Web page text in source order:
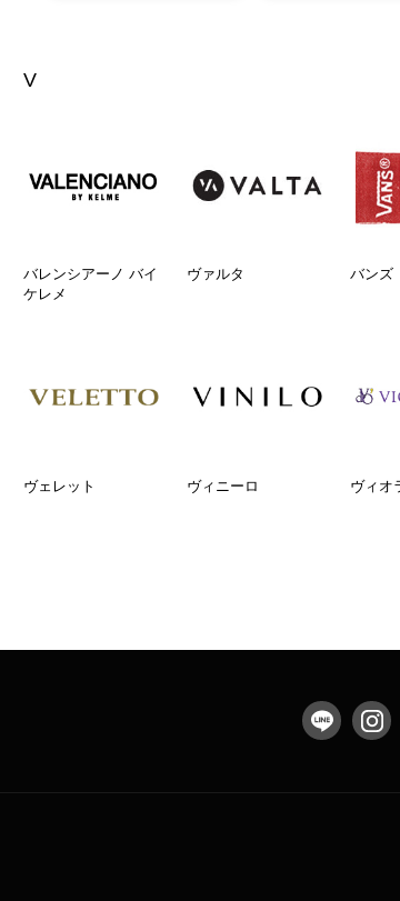
V
バレンシアーノ バイ
ケレメ
ヴァルタ バンズ
ヴェレット ヴィニーロ ヴィオ